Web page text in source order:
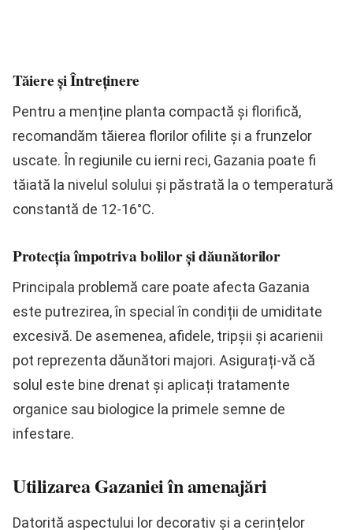
Tăiere și Întreținere
Pentru a menține planta compactă și florifică,
recomandăm tăierea florilor ofilite și a frunzelor
uscate. În regiunile cu ierni reci, Gazania poate fi
tăiată la nivelul solului și păstrată la o temperatură
constantă de 12-16°C.
Protecția împotriva bolilor și dăunătorilor
Principala problemă care poate afecta Gazania
este putrezirea, în special în condiții de umiditate
excesivă. De asemenea, afidele, tripșii și acarienii
pot reprezenta dăunători majori. Asigurați-vă că
solul este bine drenat și aplicați tratamente
organice sau biologice la primele semne de
infestare.
Utilizarea Gazaniei în amenajări
Datorită aspectului lor decorativ și a cerințelor